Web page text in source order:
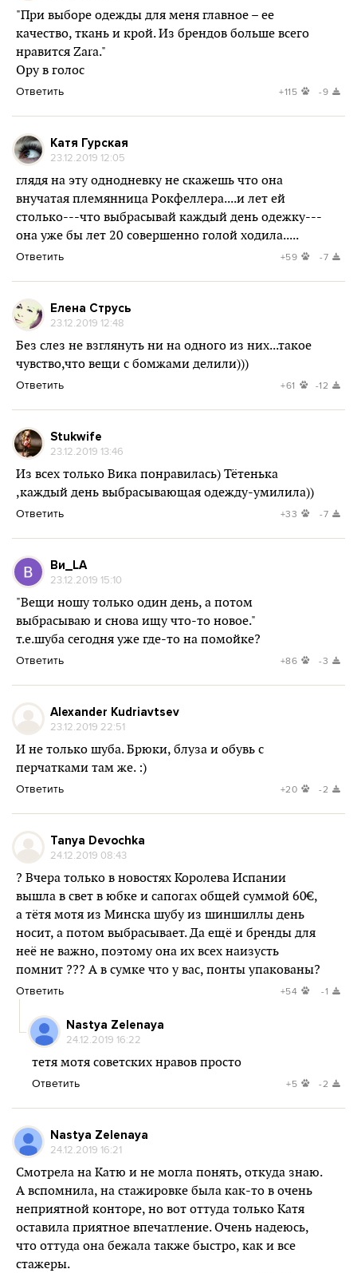
"При выборе одежды для меня главное – ее
качество, ткань и крой. Из брендов больше всего
нравится Zara."
Ору в голос
Ответить +115 -9
Катя Гурская
23.12.2019 12:05
глядя на эту однодневку не скажешь что она
внучатая племянница Рокфеллера....и лет ей
столько---что выбрасывай каждый день одежку---
она уже бы лет 20 совершенно голой ходила.....
Ответить +59 -7
Елена Струсь
23.12.2019 12:48
Без слез не взглянуть ни на одного из них...такое
чувство,что вещи с бомжами делили)))
Ответить +61 -12
Stukwife
23.12.2019 13:46
Из всех только Вика понравилась) Тётенька
,каждый день выбрасывающая одежду-умилила))
Ответить +33 -7
Ви_LА
23.12.2019 15:10
"Вещи ношу только один день, а потом
выбрасываю и снова ищу что-то новое."
т.е.шуба сегодня уже где-то на помойке?
Ответить +86 -3
Alexander Kudriavtsev
23.12.2019 22:51
И не только шуба. Брюки, блуза и обувь с
перчатками там же. :)
Ответить +20 -2
Tanya Devochka
24.12.2019 08:43
? Вчера только в новостях Королева Испании
вышла в свет в юбке и сапогах общей суммой 60€,
а тётя мотя из Минска шубу из шиншиллы день
носит, а потом выбрасывает. Да ещё и бренды для
неё не важно, поэтому она их всех наизусть
помнит ??? А в сумке что у вас, понты упакованы?
Ответить +54 -1
Nastya Zelenaya
24.12.2019 16:22
тетя мотя советских нравов просто
Ответить +5 -2
Nastya Zelenaya
24.12.2019 16:21
Смотрела на Катю и не могла понять, откуда знаю.
А вспомнила, на стажировке была как-то в очень
неприятной конторе, но вот оттуда только Катя
оставила приятное впечатление. Очень надеюсь,
что оттуда она бежала также быстро, как и все
стажеры.